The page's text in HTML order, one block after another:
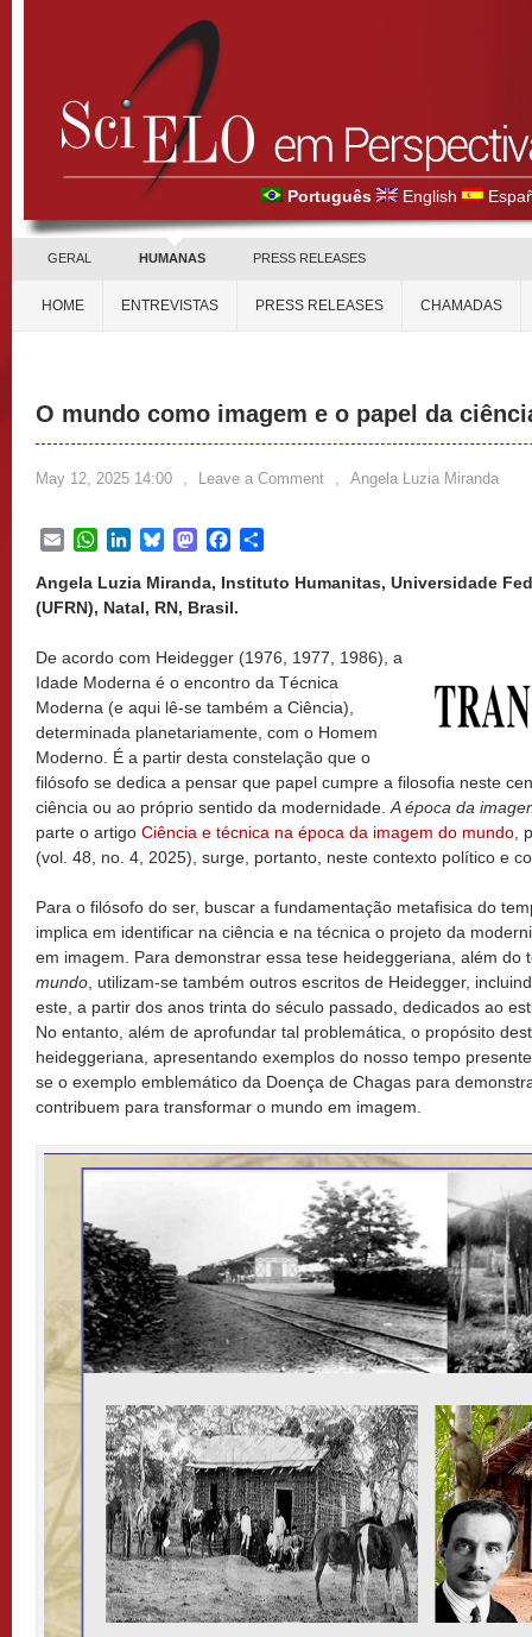
Português English
GERAL HUMANAS PRESS RELEASES
HOME ENTREVISTAS PRESS RELEASES CHAMADAS
O mundo como imagem e o papel da
May 12, 2025 14:00 , Leave a Comment , Angela Luzia Miranda
EmailWhatsApp
LinkedInBlueskyMastodonFacebook
Angela Luzia Miranda, Instituto Humanitas, Universidade
(UFRN), Natal, RN, Brasil.
De acordo com Heidegger (1976, 1977, 1986), a
Idade Moderna é o encontro da Técnica
Moderna (e aqui lê-se também a Ciência),
determinada planetariamente, com o Homem
Moderno. É a partir desta constelação que o
filósofo se dedica a pensar que papel cumpre a filosofia neste
ciência ou ao próprio sentido da modernidade. A época da
parte o artigo Ciência e técnica na época da imagem do mundo ,
(vol. 48, no. 4, 2025), surge, portanto, neste contexto político e
Para o filósofo do ser, buscar a fundamentação metafisica do
implica em identificar na ciência e na técnica o projeto da
em imagem. Para demonstrar essa tese heideggeriana, além do
mundo , utilizam-se também outros escritos de Heidegger,
este, a partir dos anos trinta do século passado, dedicados ao
No entanto, além de aprofundar tal problemática, o propósito
heideggeriana, apresentando exemplos do nosso tempo
se o exemplo emblemático da Doença de Chagas para
contribuem para transformar o mundo em imagem.